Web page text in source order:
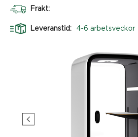
Frakt:
Leveranstid: 4-6 arbetsveckor